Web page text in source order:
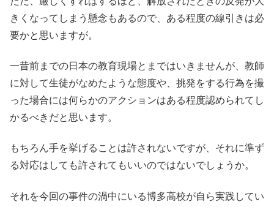
きくなってしまう懸念もあるので、ある程度の線引きは必
要かと思いますが。
一昔前までの日本の教育現場とまではいきませんが、教師
に対して生徒がなめたような態度や、挑発をする行為を撮
った場合には何らかのアクションはある程度認められてし
かるべきだと思います。
もちろん手を挙げることは許されないですが、それに準ず
る対応はしても許されてもいいのではないでしょうか。
それを今回の事件の渦中にいる博多高校が自ら実践してい